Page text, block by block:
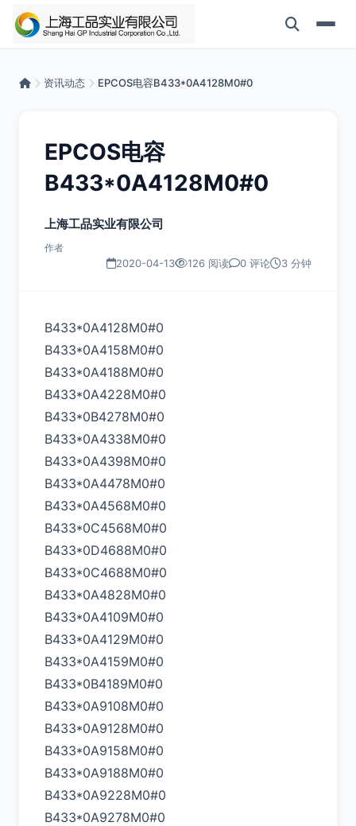
资讯动态 EPCOS电容B433*0A4128M0#0
EPCOS电容
B433*0A4128M0#0
上海工品实业有限公司
作者
2020-04-13 126 阅读 0 评论 3 分钟
B433*0A4128M0#0
B433*0A4158M0#0
B433*0A4188M0#0
B433*0A4228M0#0
B433*0B4278M0#0
B433*0A4338M0#0
B433*0A4398M0#0
B433*0A4478M0#0
B433*0A4568M0#0
B433*0C4568M0#0
B433*0D4688M0#0
B433*0C4688M0#0
B433*0A4828M0#0
B433*0A4109M0#0
B433*0A4129M0#0
B433*0A4159M0#0
B433*0B4189M0#0
B433*0A9108M0#0
B433*0A9128M0#0
B433*0A9158M0#0
B433*0A9188M0#0
B433*0A9228M0#0
B433*0A9278M0#0